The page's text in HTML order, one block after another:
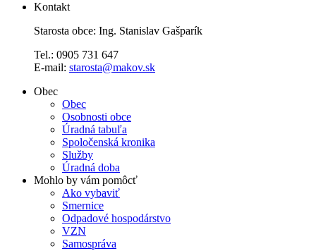
Kontakt
Starosta obce: Ing. Stanislav Gašparík
Tel.: 0905 731 647
E-mail: starosta@makov.sk
Obec
Obec
Osobnosti obce
Úradná tabuľa
Spoločenská kronika
Služby
Úradná doba
Mohlo by vám pomôcť
Ako vybaviť
Smernice
Odpadové hospodárstvo
VZN
Samospráva